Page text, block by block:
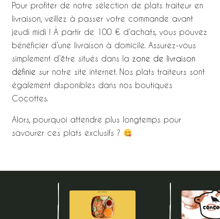
Pour profiter de notre sélection de plats traiteur en
livraison, veillez à passer votre commande avant
jeudi midi ! À partir de 100 € d’achats, vous pouvez
bénéficier d’une livraison à domicile. Assurez-vous
simplement d’être situés dans la zone de livraison
définie sur notre site internet. Nos plats traiteurs sont
également disponibles dans nos boutiques
Cocottes.
Alors, pourquoi attendre plus longtemps pour
savourer ces plats exclusifs ?